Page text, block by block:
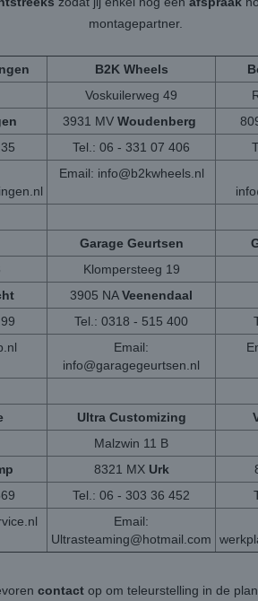
montagepartner.
B2K Wheels
Voskuilerweg 49
3931 MV Woudenberg
Tel.: 06 - 331 07 406
Email: info@b2kwheels.nl
Garage Geurtsen
Klompersteeg 19
3905 NAVeenendaal
Tel.: 0318 - 515 400
Email:
info@garagegeurtsen.nl
Ultra Customizing
Malzwin 11 B
8321 MX Urk
Tel.: 06 - 303 36 452
Email:
Ultrasteaming@hotmail.com
contactop om teleurstelling in de